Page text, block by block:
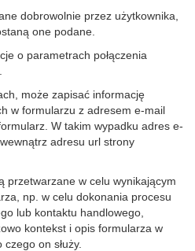
dobrowolnie przez użytkownika,
one podane.
o parametrach połączenia
może zapisać informację
w formularzu z adresem e-mail
W takim wypadku adres e-
adresu url strony
przetwarzane w celu wynikającym
np. w celu dokonania procesu
lub kontaktu handlowego,
kontekst i opis formularza w
on służy.